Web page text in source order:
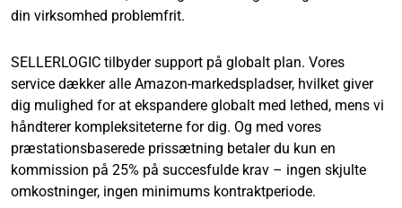
din virksomhed problemfrit.
SELLERLOGIC tilbyder support på globalt plan. Vores
service dækker alle Amazon-markedspladser, hvilket giver
dig mulighed for at ekspandere globalt med lethed, mens vi
håndterer kompleksiteterne for dig. Og med vores
præstationsbaserede prissætning betaler du kun en
kommission på 25% på succesfulde krav – ingen skjulte
omkostninger, ingen minimums kontraktperiode.